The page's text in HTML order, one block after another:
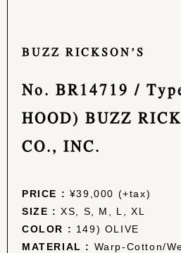
BUZZ RICKSON’S
No. BR14719 /
HOOD) BUZZ
CO., INC.
PRICE : ¥39,000 (+tax)
SIZE : XS, S, M, L, XL
COLOR : 149) OLIVE
MATERIAL : Warp-Cotton/